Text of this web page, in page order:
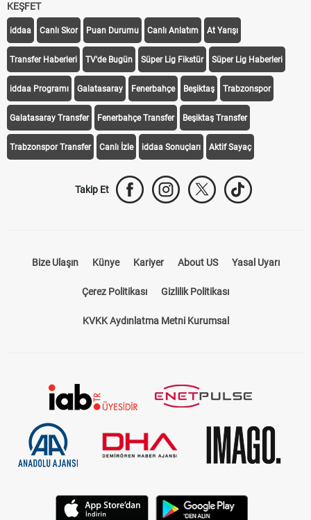
KEŞFET
iddaa Canlı Skor Puan Durumu Canlı Anlatım At Yarışı
Transfer Haberleri TV'de Bugün Süper Lig Fikstür Süper Lig Haberleri
iddaa Programı Galatasaray Fenerbahçe Beşiktaş Trabzonspor
Galatasaray Transfer Fenerbahçe Transfer Beşiktaş Transfer
Trabzonspor Transfer Canlı İzle iddaa Sonuçları Aktif Sayaç
Takip Et
Bize Ulaşın Künye Kariyer About US Yasal Uyarı
Çerez Politikası Gizlilik Politikası
KVKK Aydınlatma Metni Kurumsal